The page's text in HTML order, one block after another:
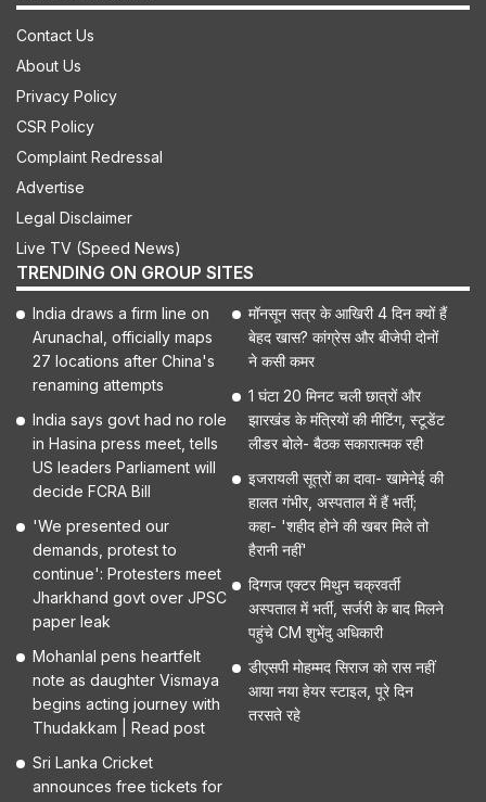
Contact Us
About Us
Privacy Policy
CSR Policy
Complaint Redressal
Advertise
Legal Disclaimer
Live TV (Speed News)
TRENDING ON GROUP SITES
India draws a firm line on
Arunachal, officially maps
27 locations after China's
renaming attempts
India says govt had no role
in Hasina press meet, tells
US leaders Parliament will
decide FCRA Bill
'We presented our
demands, protest to
continue': Protesters meet
Jharkhand govt over JPSC
paper leak
Mohanlal pens heartfelt
note as daughter Vismaya
begins acting journey with
Thudakkam | Read post
Sri Lanka Cricket
announces free tickets for
मॉनसून सत्र के आखिरी 4 दिन क्यों हैं
बेहद खास? कांग्रेस और बीजेपी दोनों
ने कसी कमर
1 घंटा 20 मिनट चली छात्रों और
झारखंड के मंत्रियों की मीटिंग, स्टूडेंट
लीडर बोले- बैठक सकारात्मक रही
इजरायली सूत्रों का दावा- खामेनेई की
हालत गंभीर, अस्पताल में हैं भर्ती;
कहा- 'शहीद होने की खबर मिले तो
हैरानी नहीं'
दिग्गज एक्टर मिथुन चक्रवर्ती
अस्पताल में भर्ती, सर्जरी के बाद मिलने
पहुंचे CM शुभेंदु अधिकारी
डीएसपी मोहम्मद सिराज को रास नहीं
आया नया हेयर स्टाइल, पूरे दिन
तरसते रहे